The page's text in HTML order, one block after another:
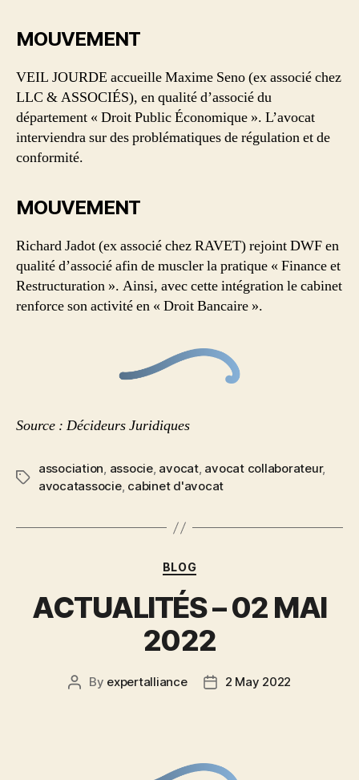
MOUVEMENT
VEIL JOURDE accueille Maxime Seno (ex associé chez
LLC & ASSOCIÉS), en qualité d’associé du
département « Droit Public Économique ». L’avocat
interviendra sur des problématiques de régulation et de
conformité.
MOUVEMENT
Richard Jadot (ex associé chez RAVET) rejoint DWF en
qualité d’associé afin de muscler la pratique « Finance et
Restructuration ». Ainsi, avec cette intégration le cabinet
renforce son activité en « Droit Bancaire ».
Source : Décideurs Juridiques
association, associe, avocat, avocat collaborateur,
avocatassocie, cabinet d'avocat
BLOG
ACTUALITÉS – 02 MAI
2022
By expertalliance 2 May 2022